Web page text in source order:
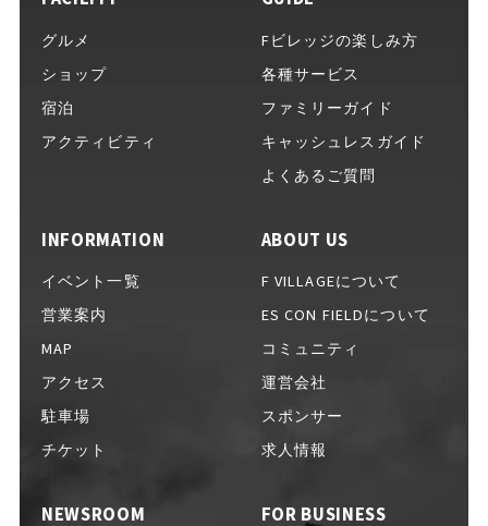
イベントをお考えの方へ
完全キャッシュレスガイド
Fビレッジ公式アプリ
GOODS
EVENTS イベント一覧
グルメ
ショップ
宿泊
アクティビティ
INFORMATION
イベント一覧
営業案内
MAP
アクセス
駐車場
チケット
Fビレッジの楽しみ方
各種サービス
ファミリーガイド
キャッシュレスガイド
よくあるご質問
NEWSROOM
ABOUT US
F VILLAGEについて
ES CON FIELDについて
コミュニティ
運営会社
スポンサー
求人情報
FOR BUSINESS